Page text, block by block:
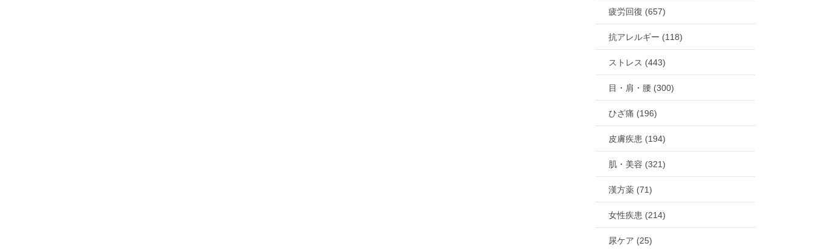
疲労回復 (657)
抗アレルギー (118)
ストレス (443)
目・肩・腰 (300)
ひざ痛 (196)
皮膚疾患 (194)
肌・美容 (321)
漢方薬 (71)
女性疾患 (214)
尿ケア (25)